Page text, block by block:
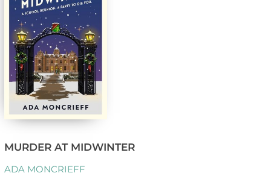
MURDER AT MIDWINTER
ADA MONCRIEFF